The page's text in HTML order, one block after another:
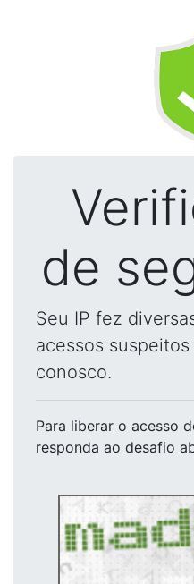
de
Seu IP fez
acessos
conosco.
Para liberar o acesso
responda ao desafio